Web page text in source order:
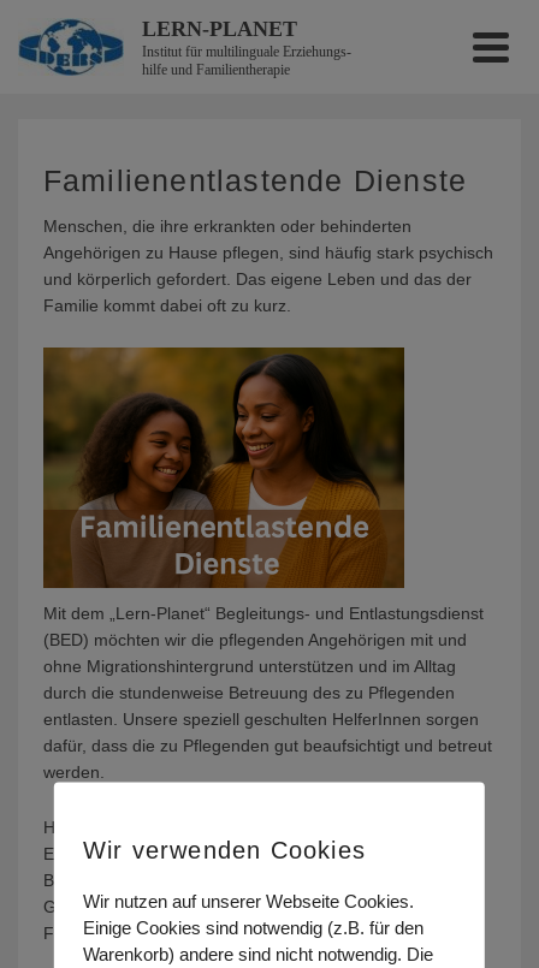
LERN-PLANET
Institut für multilinguale Erzieh­ungs­
hilfe und Familientherapie
Familienentlastende Dienste
Menschen, die ihre erkrankten oder behinderten
Angehörigen zu Hause pflegen, sind häufig stark psychisch
und körperlich gefordert. Das eigene Leben und das der
Familie kommt dabei oft zu kurz.
Mit dem „Lern-Planet“ Begleitungs- und Entlastungsdienst
(BED) möchten wir die pflegenden Angehörigen mit und
ohne Migrationshintergrund unterstützen und im Alltag
durch die stundenweise Betreuung des zu Pflegenden
entlasten. Unsere speziell geschulten HelferInnen sorgen
dafür, dass die zu Pflegenden gut beaufsichtigt und betreut
werden.
Hierbei unterstützen wir Familien durch stundenweise
Einzelbetreuung für Menschen mit Demenz oder geistiger
Behinderung zu Hause. Beispielhafte Aktivitäten sind:
Gespräche, Teilnahme und Unterstützung bei
Freizeitaktivitäten, kreativem Gestalten,
Wir verwenden Cookies
Wir nutzen auf unserer Webseite Cookies.
Einige Cookies sind notwendig (z.B. für den
Warenkorb) andere sind nicht notwendig. Die